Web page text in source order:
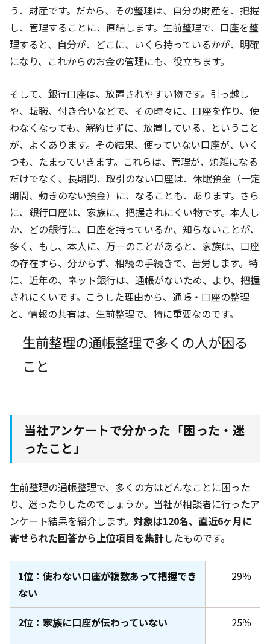
う、財産です。だから、その整理は、自分の財産を、把握
し、管理することに、直結します。生前整理で、口座を整
理すると、自分が、どこに、いくら持っているかが、明確
になり、これからのお金の管理にも、役立ちます。
そして、銀行口座は、放置されやすい物です。引っ越し
や、転職、付き合いなどで、その時々に、口座を作り、使
わなくなっても、解約せずに、放置している、ということ
が、よくあります。その結果、使っていない口座が、いく
つも、たまっていきます。これらは、管理が、煩雑になる
だけでなく、長期間、取引のない口座は、休眠預金（一定
期間、動きのない預金）に、なることも、あります。さら
に、銀行口座は、家族に、把握されにくい物です。本人し
か、どの銀行に、口座を持っているか、知らないことが、
多く、もし、本人に、万一のことがあると、家族は、口座
の存在すら、分からず、相続の手続きで、苦労します。特
に、近年の、ネット銀行は、通帳がないため、より、把握
されにくいです。こうした理由から、通帳・口座の整理
と、情報の共有は、生前整理で、特に重要なのです。
生前整理の通帳整理で多くの人が困る
こと
当社アンケートで分かった「困った・迷
ったこと」
生前整理の通帳整理で、多くの方はどんなことに困った
り、迷ったりしたのでしょうか。当社が相談者に行ったア
ンケート結果を紹介します。 対象は120名、直近6ヶ月に
寄せられた回答から上位項目を集計したものです。
1位：使わない口座が複数あって把握でき
ない
29％
2位：家族に口座が伝わっていない 25％